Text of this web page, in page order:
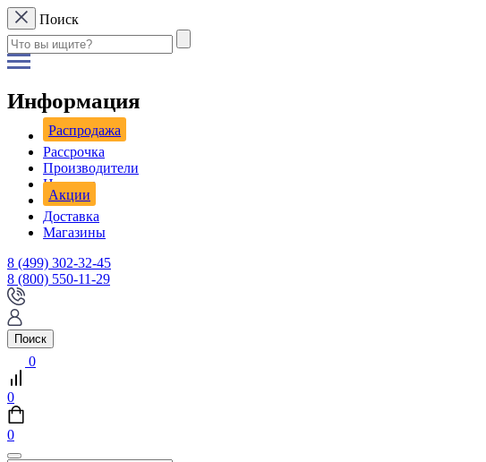
Поиск
Информация
Распродажа
Рассрочка
Производители
Новости
Акции
Доставка
Магазины
8 (499) 302-32-45
8 (800) 550-11-29
Поиск
0
0
0